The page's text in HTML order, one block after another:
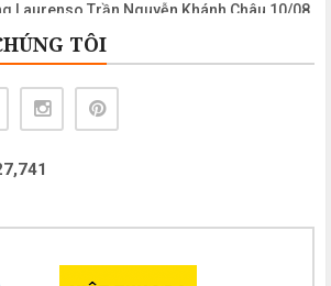
Laurenso Trần Nguyễn Khánh Châu 10/08
Anh Laurenso Nguyễn Ngọc Biển 10/08
Chị Maria Clara Phạm Mỹ Khanh 11/08
Anh Maximiliano Mariakolbe Nguyễn
Chị Maria Nguyễn Thị Mỹ Dung 15/08
Chị Maria Nguyễn Thị Thanh Châu 15/08
Chị Maria Lê Thị Kim Hồng 15/08
TÔI